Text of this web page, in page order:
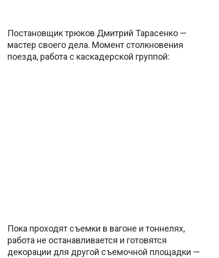
Постановщик трюков Дмитрий Тарасенко —
мастер своего дела. Момент столкновения
поезда, работа с каскадерской группой:
Пока проходят съемки в вагоне и тоннелях,
работа не останавливается и готовятся
декорации для другой съемочной площадки —